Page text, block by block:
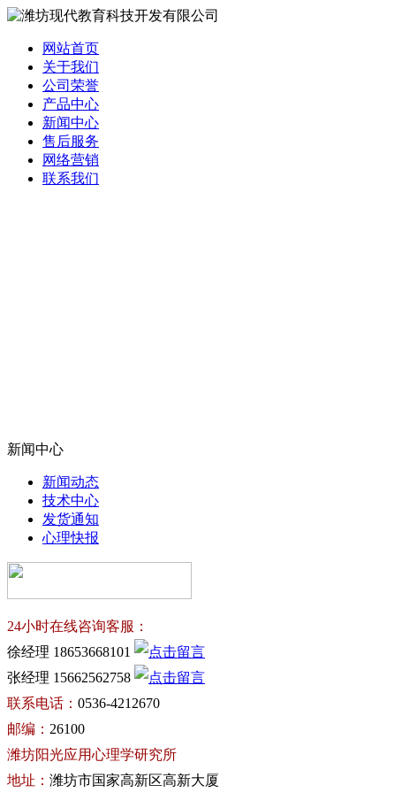
网站首页
关于我们
公司荣誉
产品中心
新闻中心
售后服务
网络营销
联系我们
新闻中心
新闻动态
技术中心
发货通知
心理快报
24小时在线咨询客服：
徐经理 18653668101
张经理 15662562758
联系电话： 0536-4212670
邮编： 26100
潍坊阳光应用心理学研究所
地址： 潍坊市国家高新区高新大厦